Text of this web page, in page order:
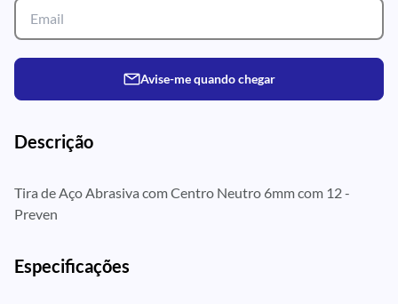
Avise-me quando chegar
Descrição
Tira de Aço Abrasiva com Centro Neutro 6mm com 12 -
Preven
Especificações